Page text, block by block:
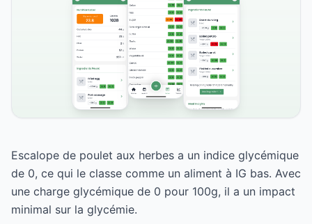
Escalope de poulet aux herbes a un indice glycémique
de 0, ce qui le classe comme un aliment à IG bas. Avec
une charge glycémique de 0 pour 100g, il a un impact
minimal sur la glycémie.